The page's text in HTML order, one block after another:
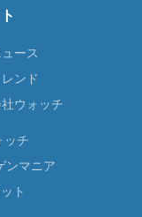
ース
ンド
ウォッチ
ッチ
ンマニア
ト